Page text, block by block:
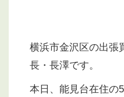
横浜市金沢区の出張
長・長澤です。
本日、能見台在住の